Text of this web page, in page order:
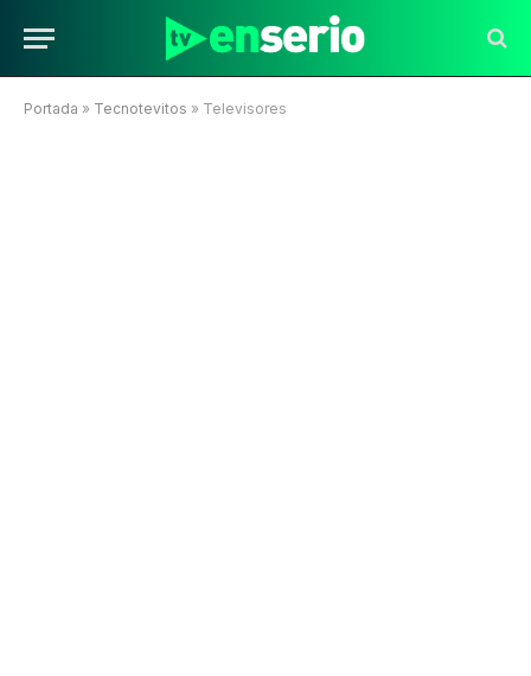
Portada » Tecnotevitos » Televisores